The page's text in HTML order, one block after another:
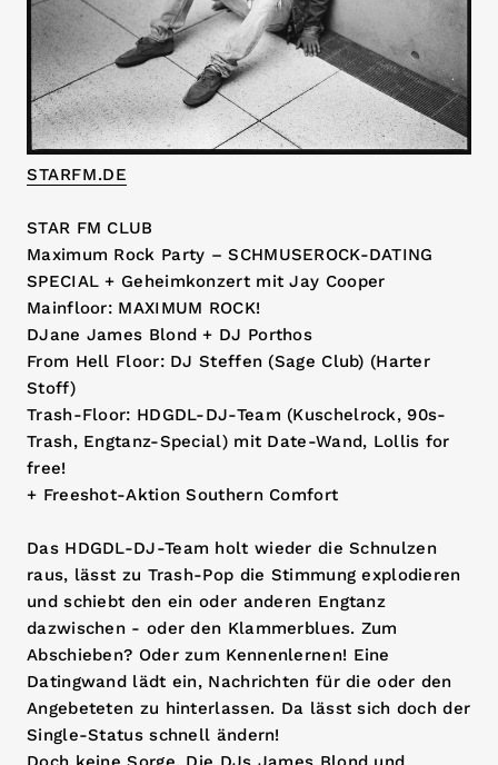
STARFM.DE
STAR FM CLUB
Maximum Rock Party – SCHMUSEROCK-DATING
SPECIAL + Geheimkonzert mit Jay Cooper
Mainfloor: MAXIMUM ROCK!
DJane James Blond + DJ Porthos
From Hell Floor: DJ Steffen (Sage Club) (Harter
Stoff)
Trash-Floor: HDGDL-DJ-Team (Kuschelrock, 90s-
Trash, Engtanz-Special) mit Date-Wand, Lollis for
free!
+ Freeshot-Aktion Southern Comfort
Das HDGDL-DJ-Team holt wieder die Schnulzen
raus, lässt zu Trash-Pop die Stimmung explodieren
und schiebt den ein oder anderen Engtanz
dazwischen - oder den Klammerblues. Zum
Abschieben? Oder zum Kennenlernen! Eine
Datingwand lädt ein, Nachrichten für die oder den
Angebeteten zu hinterlassen. Da lässt sich doch der
Single-Status schnell ändern!